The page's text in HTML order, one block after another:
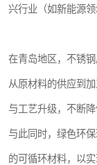
兴行业（如新能源
在青岛地区，不锈钢
从原材料的供应到
与工艺升级，不断降
与此同时，绿色环
的可循环材料，以实